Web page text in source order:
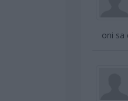
oni sa